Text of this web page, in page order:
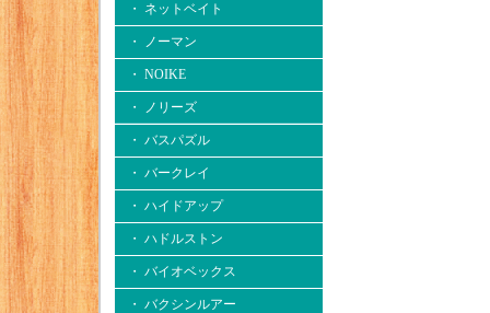
・ ネットベイト
・ ノーマン
・ NOIKE
・ ノリーズ
・ バスパズル
・ バークレイ
・ ハイドアップ
・ ハドルストン
・ バイオベックス
・ バクシンルアー